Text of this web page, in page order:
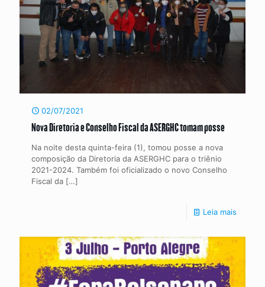
02/07/2021
Nova Diretoria e Conselho Fiscal da ASERGHC tomam posse
Na noite desta quinta-feira (1), tomou posse a nova
composição da Diretoria da ASERGHC para o triênio
2021-2024. Também foi oficializado o novo Conselho
Fiscal da […]
Leia mais